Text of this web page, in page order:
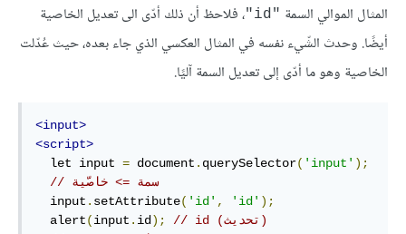
المثال الموالي السمة "id"
، فلاحظ أن ذلك أدّى الى تعديل الخاصية
أيضًا. وحدث الشّيء نفسه في المثال العكسي الذي جاء بعده، حيث عُدّلت
الخاصية وهو ما أدّى إلى تعديل السمة آليًا.
<input>
<script>
  let input
= document . querySelector( 'input' );
// سمة => خاصّية
  input
. setAttribute( 'id' , 'id' );
  alert
(input . id);
// id (تحديث)